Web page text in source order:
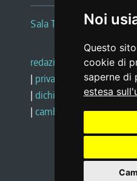
Noi
Questo
cookie di
saperne di
estesa
Sala Tiziano Tessitori
redazione web |note
| privacy
social media
| dichiarazione di
| cambio preferenze